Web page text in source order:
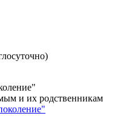
и их родственникам